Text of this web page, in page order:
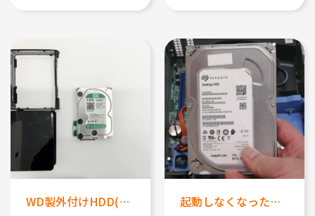
WD製外付けHDD(WDBAC...
起動しなくなったデスクトップパ...